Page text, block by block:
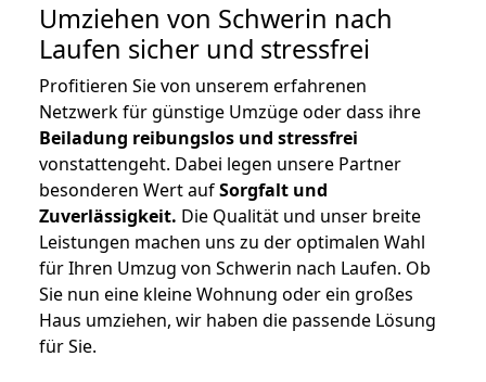
Umziehen von Schwerin nach
Laufen sicher und stressfrei
Profitieren Sie von unserem erfahrenen
Netzwerk für günstige Umzüge oder dass ihre
Beiladung reibungslos und stressfrei
vonstattengeht. Dabei legen unsere Partner
besonderen Wert aufSorgfalt und
Zuverlässigkeit. Die Qualität und unser breite
Leistungen machen uns zu der optimalen Wahl
für Ihren Umzug von Schwerin nach Laufen. Ob
Sie nun eine kleine Wohnung oder ein großes
Haus umziehen, wir haben die passende Lösung
für Sie.